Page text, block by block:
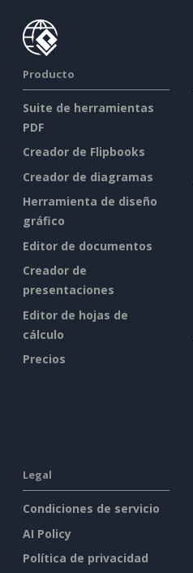
Producto
Suite de herramientas
PDF
Creador de Flipbooks
Creador de diagramas
Herramienta de diseño
gráfico
Editor de documentos
Creador de
presentaciones
Editor de hojas de
cálculo
Precios
Legal
Condiciones de servicio
AI Policy
Política de privacidad